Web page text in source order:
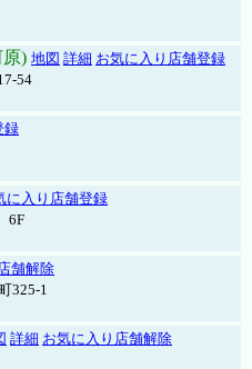
) 地図 詳細 お気に入り店舗登録
54
録
に入り店舗登録
6F
舗解除
325-1
詳細 お気に入り店舗解除